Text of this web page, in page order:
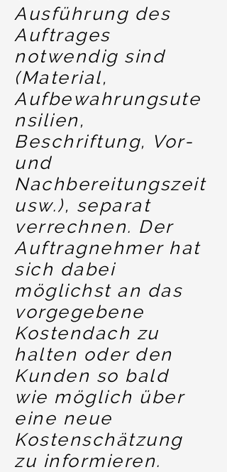
Ausführung des
Auftrages
notwendig sind
(Material,
Aufbewahrungsute
nsilien,
Beschriftung, Vor-
und
Nachbereitungszeit
usw.), separat
verrechnen. Der
Auftragnehmer hat
sich dabei
möglichst an das
vorgegebene
Kostendach zu
halten oder den
Kunden so bald
wie möglich über
eine neue
Kostenschätzung
zu informieren.